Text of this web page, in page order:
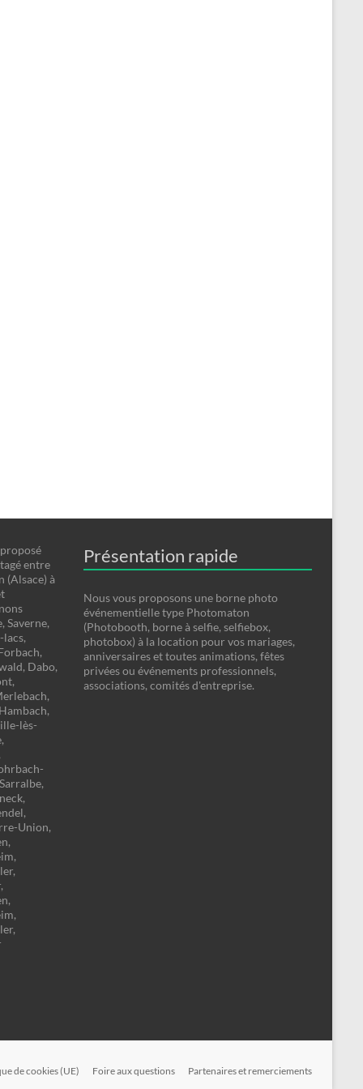
entre
(Alsace) à
Saverne,
Dabo,
lès-
Union,
Présentation rapide
Nous vous proposons une borne photo
événementielle type Photomaton
(Photobooth, borne à selfie, selfiebox,
photobox) à la location pour vos mariages,
anniversaires et toutes animations, fêtes
privées ou événements professionnels,
associations, comités d'entreprise.
de cookies (UE) Foire aux questions Partenaires et remerciements